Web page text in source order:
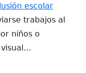
escolar
trabajos al
niños o
visual…